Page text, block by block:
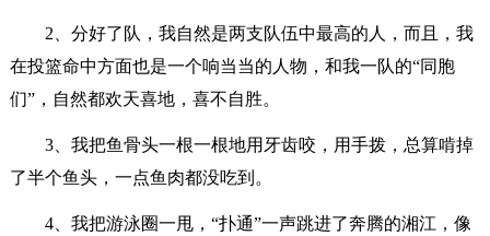
2、分好了队，我自然是两支队伍中最高的人，而且，我
在投篮命中方面也是一个响当当的人物，和我一队的“同胞
们”，自然都欢天喜地，喜不自胜。
3、我把鱼骨头一根一根地用牙齿咬，用手拨，总算啃掉
了半个鱼头，一点鱼肉都没吃到。
4、我把游泳圈一甩，“扑通”一声跳进了奔腾的湘江，像